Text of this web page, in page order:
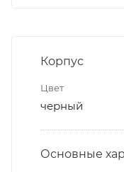
Корпус
Цвет
черный
Основные